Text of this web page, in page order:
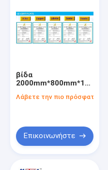
βίδα
αυτόματο σύστημα
Λάβετε την πιο πρόσφατη
Επικοινωνήστε